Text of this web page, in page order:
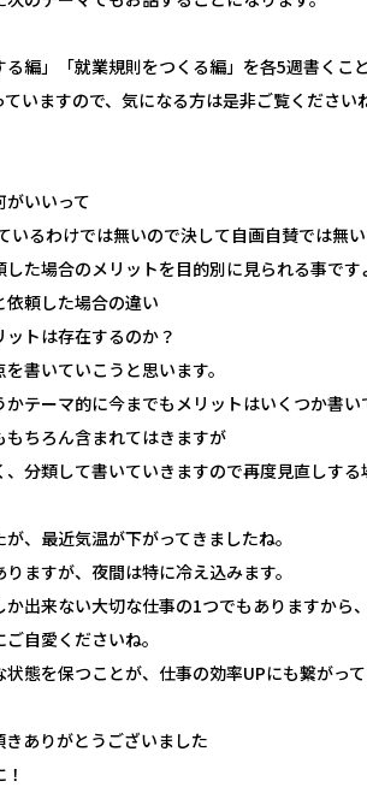
る編」「就業規則をつくる編」を各5週書くこ
いますので、気になる方は是非ご覧ください
がいいって
いるわけでは無いので決して自画自賛では無
た場合のメリットを目的別に見られる事です
頼した場合の違い
トは存在するのか？
書いていこうと思います。
テーマ的に今までもメリットはいくつか書い
もちろん含まれてはきますが
分類して書いていきますので再度見直しする
、最近気温が下がってきましたね。
ますが、夜間は特に冷え込みます。
出来ない大切な仕事の1つでもありますから、
自愛くださいね。
態を保つことが、仕事の効率UPにも繋がって
きありがとうございました